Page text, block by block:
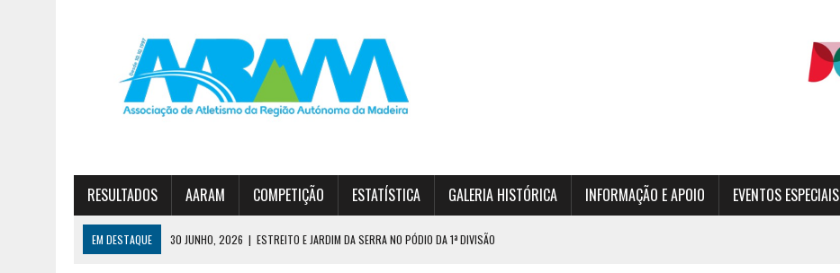
RESULTADOS AARAM COMPETIÇÃO ESTATÍSTICA GALERIA HISTÓRICA INFORMAÇÃO E APOIO EVENTOS ESPECIAIS
EM DESTAQUE 30 JUNHO, 2026 | ESTREITO E JARDIM DA SERRA NO PÓDIO DA 1ª DIVISÃO